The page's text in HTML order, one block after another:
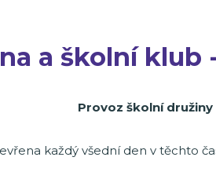
a školní klub
Provoz školní družiny
každý všední den v těchto